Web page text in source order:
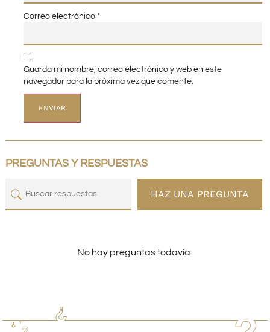
Correo electrónico *
Guarda mi nombre, correo electrónico y web en este
navegador para la próxima vez que comente.
PREGUNTAS Y RESPUESTAS
HAZ UNA PREGUNTA
No hay preguntas todavía